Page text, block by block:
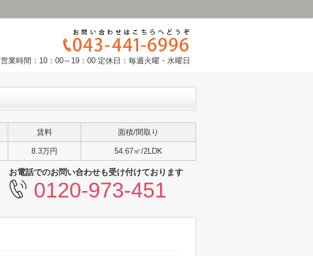
営業時間：10：00～19：00 定休日：毎週火曜・水曜日
賃料 面積/間取り
8.3万円 54.67㎡/2LDK
お電話でのお問い合わせも受け付けております
0120-973-451